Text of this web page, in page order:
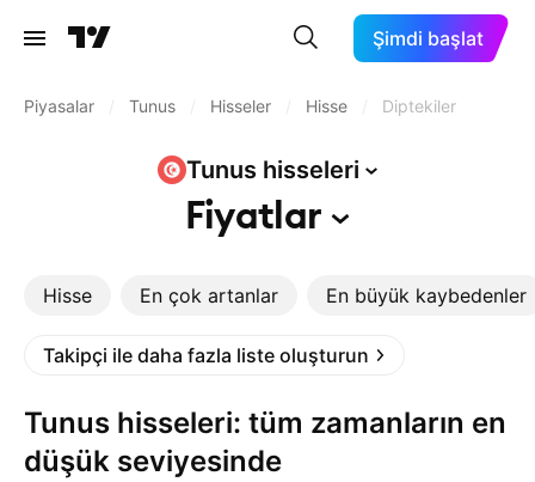
Şimdi başlat
Piyasalar Tunus Hisseler Hisse Diptekiler
Tunus hisseleri
Fiyatlar
Hisse En çok artanlar En büyük kaybedenler
Takipçi ile daha fazla liste oluşturun
Tunus hisseleri: tüm zamanların en
düşük seviyesinde